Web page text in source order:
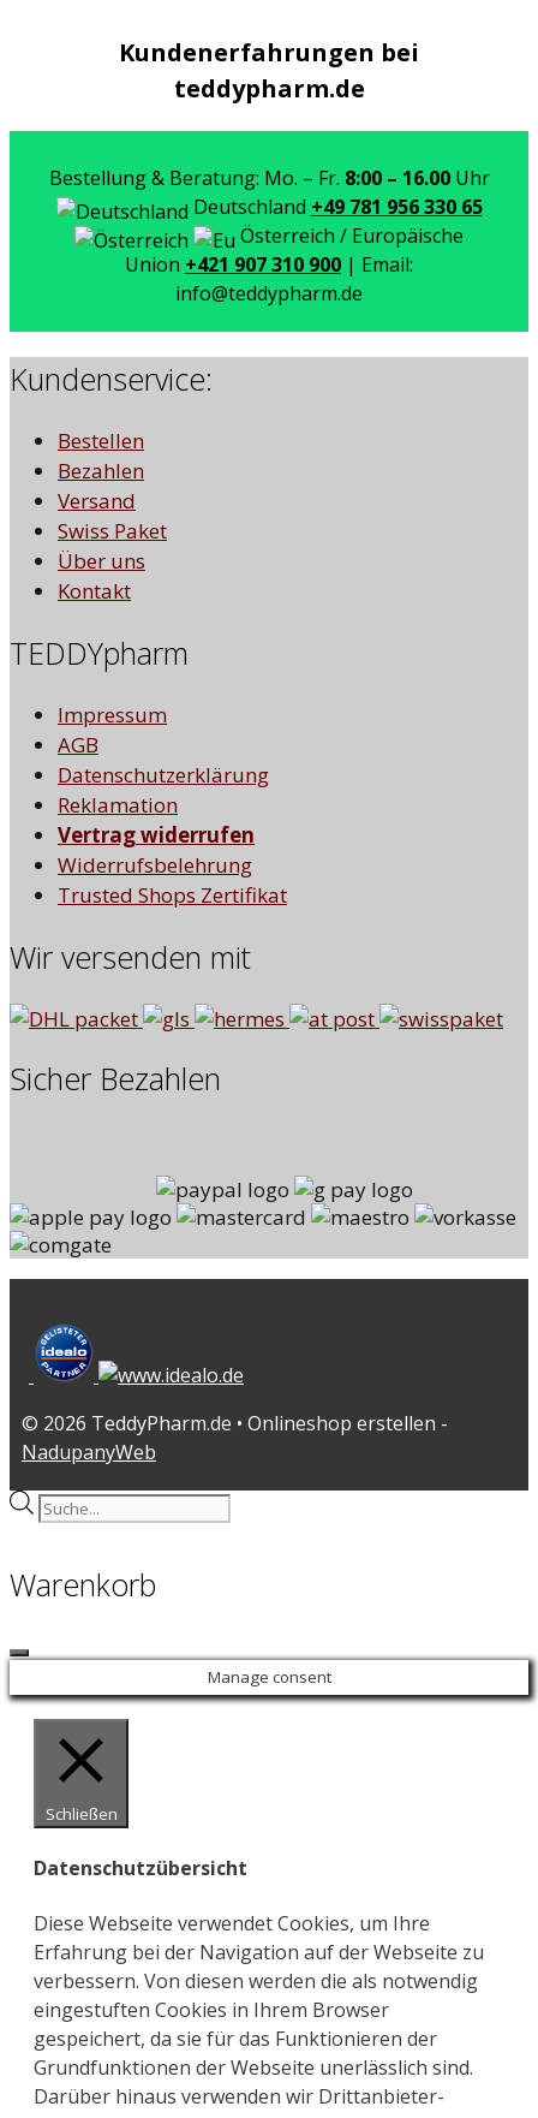
Kundenerfahrungen bei
teddypharm.de
Bestellung & Beratung: Mo. – Fr. 8:00 – 16.00Uhr
Deutschland +49 781 956 330 65
Österreich / Europäische
Union +421 907 310 900 | Email:
info@teddypharm.de
Kundenservice:
Bestellen
Bezahlen
Versand
Swiss Paket
Über uns
Kontakt
TEDDYpharm
Impressum
AGB
Datenschutzerklärung
Reklamation
Vertrag widerrufen
Widerrufsbelehrung
Trusted Shops Zertifikat
Wir versenden mit
Sicher Bezahlen
© 2026 TeddyPharm.de • Onlineshop erstellen -
NadupanyWeb
Products
Warenkorb
Close
Manage consent
Schließen
Datenschutzübersicht
Diese Webseite verwendet Cookies, um Ihre
Erfahrung bei der Navigation auf der Webseite zu
verbessern. Von diesen werden die als notwendig
eingestuften Cookies in Ihrem Browser
gespeichert, da sie für das Funktionieren der
Grundfunktionen der Webseite unerlässlich sind.
Darüber hinaus verwenden wir Drittanbieter-